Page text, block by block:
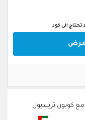
تحتاج الى كود